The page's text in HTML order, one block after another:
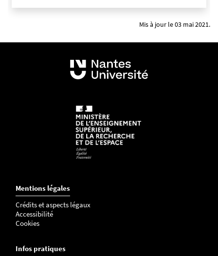
Mis à jour le 03 mai 2021.
Mentions légales
Crédits et aspects légaux
Accessibilité
Cookies
Infos pratiques